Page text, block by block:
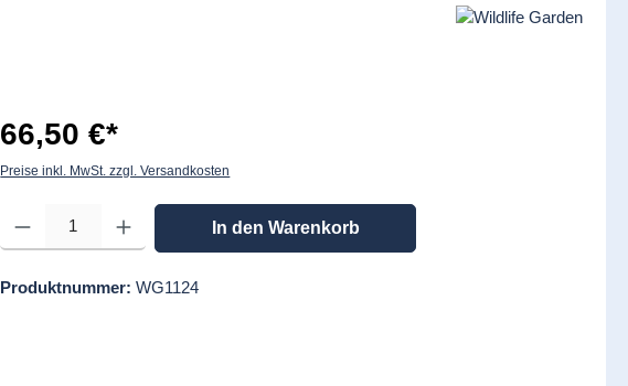
66,50 €*
Preise inkl. MwSt. zzgl. Versandkosten
Produkt Anzahl: Gib den gewünschten Wert ein oder benutze die Schaltflächen um die Anzahl zu
In den Warenkorb
Produktnummer:WG1124